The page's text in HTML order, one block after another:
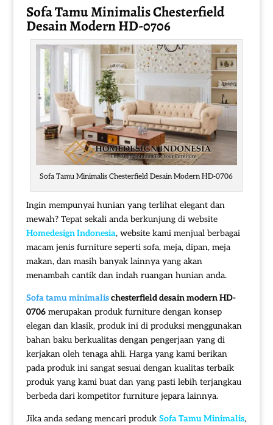
Sofa Tamu MinimalisChesterfield
Desain Modern HD-0706
Sofa Tamu Minimalis Chesterfield Desain Modern HD-0706
Ingin mempunyai hunian yang terlihat elegant dan
mewah? Tepat sekali anda berkunjung di website
Homedesign Indonesia, website kami menjual berbagai
macam jenis furniture seperti sofa, meja, dipan, meja
makan, dan masih banyak lainnya yang akan
menambah cantik dan indah ruangan hunian anda.
Sofa tamu minimalischesterfield desain modern HD-
0706merupakan produk furniture dengan konsep
elegan dan klasik, produk ini di produksi menggunakan
bahan baku berkualitas dengan pengerjaan yang di
kerjakan oleh tenaga ahli. Harga yang kami berikan
pada produk ini sangat sesuai dengan kualitas terbaik
produk yang kami buat dan yang pasti lebih terjangkau
berbeda dari kompetitor furniture jepara lainnya.
Jika anda sedang mencari produk Sofa Tamu Minimalis,